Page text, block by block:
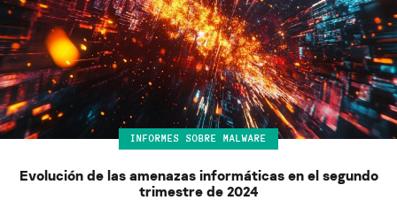
INFORMES SOBRE MALWARE
Evolución de las amenazas informáticas en el segundo
trimestre de 2024